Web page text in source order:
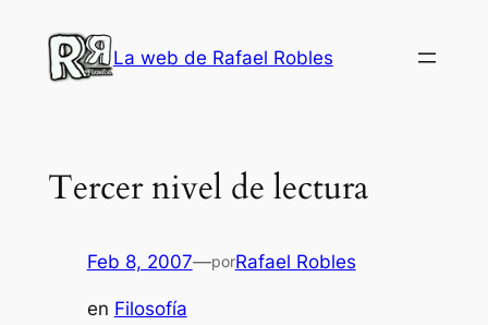
contenido
La web de Rafael Robles
Tercer nivel de lectura
Feb 8, 2007—porRafael Robles
en Filosofía